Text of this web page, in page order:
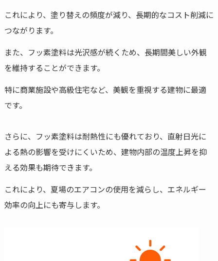
これにより、塗り替えの頻度が減り、長期的なコスト削減に
つながります。
また、フッ素塗料は光沢感が続くため、長期間美しい外観
を維持することができます。
特に商業施設や高級住宅など、美観を重視する建物に最適
です。
さらに、フッ素塗料は耐熱性にも優れており、直射日光に
よる熱の影響を受けにくいため、建物内部の温度上昇を抑
える効果も期待できます。
これにより、夏場のエアコンの使用を減らし、エネルギー
効率の向上にも寄与します。